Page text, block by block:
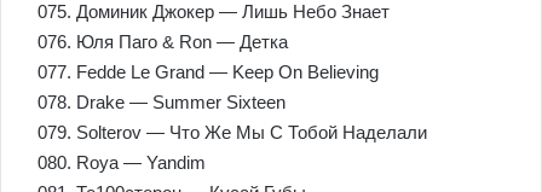
075. Доминик Джокер — Лишь Небо Знает
076. Юля Паго & Ron — Детка
077. Fedde Le Grand — Keep On Believing
078. Drake — Summer Sixteen
079. Solterov — Что Же Мы С Тобой Наделали
080. Roya — Yandim